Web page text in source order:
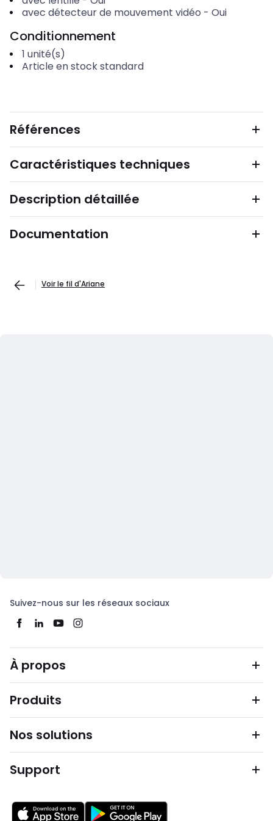
avec détecteur de mouvement vidéo - Oui
Conditionnement
1 unité(s)
Article en stock standard
Références
Caractéristiques techniques
Description détaillée
Documentation
Voir le fil d'Ariane
Suivez-nous sur les réseaux sociaux
À propos
Produits
Nos solutions
Support